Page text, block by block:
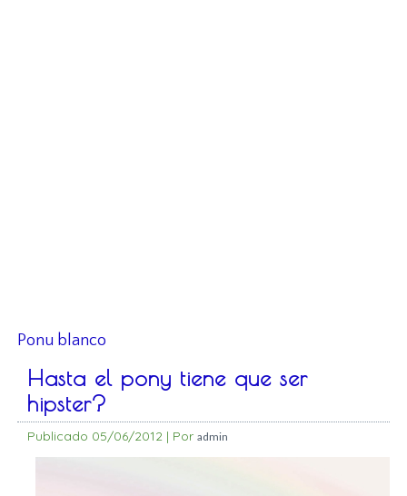
Ponu blanco
Hasta el pony tiene que ser
hipster?
Publicado 05/06/2012 | Por admin